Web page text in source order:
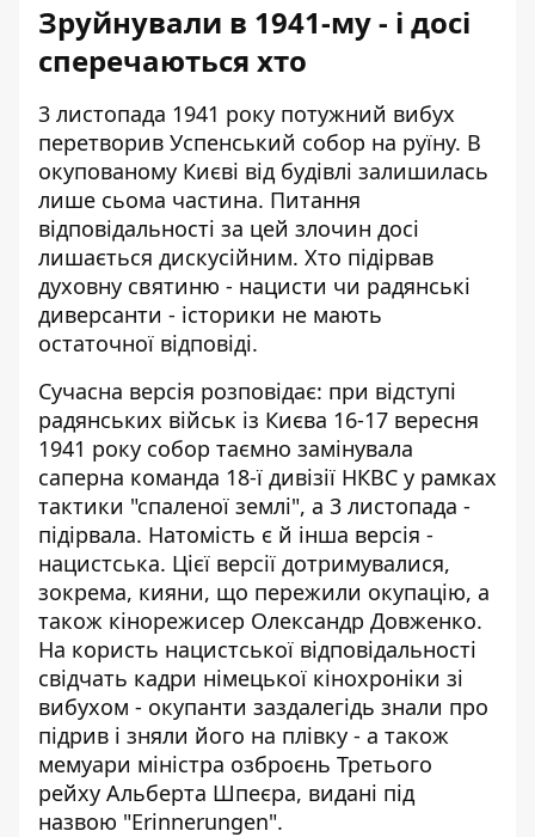
Зруйнували в 1941-му - і досі
сперечаються хто
3 листопада 1941 року потужний вибух
перетворив Успенський собор на руїну. В
окупованому Києві від будівлі залишилась
лише сьома частина. Питання
відповідальності за цей злочин досі
лишається дискусійним. Хто підірвав
духовну святиню - нацисти чи радянські
диверсанти - історики не мають
остаточної відповіді.
Сучасна версія розповідає: при відступі
радянських військ із Києва 16-17 вересня
1941 року собор таємно замінувала
саперна команда 18-ї дивізії НКВС у рамках
тактики "спаленої землі", а 3 листопада -
підірвала. Натомість є й інша версія -
нацистська. Цієї версії дотримувалися,
зокрема, кияни, що пережили окупацію, а
також кінорежисер Олександр Довженко.
На користь нацистської відповідальності
свідчать кадри німецької кінохроніки зі
вибухом - окупанти заздалегідь знали про
підрив і зняли його на плівку - а також
мемуари міністра озброєнь Третього
рейху Альберта Шпеєра, видані під
назвою "Erinnerungen".